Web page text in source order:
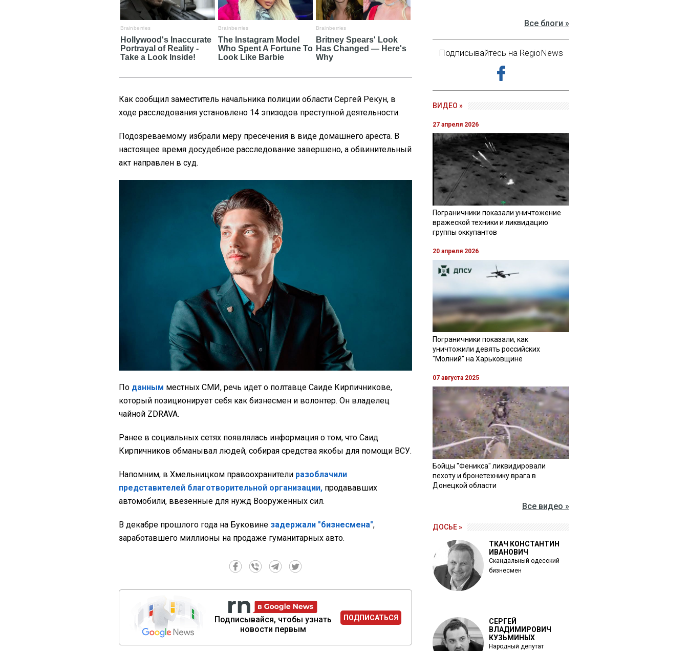
Как сообщил заместитель начальника полиции области Сергей Рекун, в
ходе расследования установлено 14 эпизодов преступной деятельности.
Подозреваемому избрали меру пресечения в виде домашнего ареста. В
настоящее время досудебное расследование завершено, а обвинительный
акт направлен в суд.
По данным местных СМИ, речь идет о полтавце Саиде Кирпичникове,
который позиционирует себя как бизнесмен и волонтер. Он владелец
чайной ZDRAVA.
Ранее в социальных сетях появлялась информация о том, что Саид
Кирпичников обманывал людей, собирая средства якобы для помощи ВСУ.
Напомним, в Хмельницком правоохранители разоблачили
представителей благотворительной организации, продававших
автомобили, ввезенные для нужд Вооруженных сил.
В декабре прошлого года на Буковине задержали "бизнесмена",
заработавшего миллионы на продаже гуманитарных авто.
Подписывайся, чтобы узнать
новости первым
ПОДПИСАТЬСЯ
Все блоги »
Подписывайтесь на RegioNews
ВИДЕО »
27 апреля 2026
Пограничники показали уничтожение
вражеской техники и ликвидацию
группы оккупантов
20 апреля 2026
Пограничники показали, как
уничтожили девять российских
"Молний" на Харьковщине
07 августа 2025
Бойцы "Феникса" ликвидировали
пехоту и бронетехнику врага в
Донецкой области
Все видео »
ДОСЬЕ »
ТКАЧ КОНСТАНТИН
ИВАНОВИЧ
Скандальный одесский
бизнесмен
СЕРГЕЙ
ВЛАДИМИРОВИЧ
КУЗЬМИНЫХ
Народный депутат